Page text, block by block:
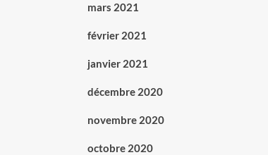
mars 2021
février 2021
janvier 2021
décembre 2020
novembre 2020
octobre 2020